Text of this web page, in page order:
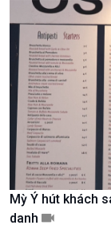
Giới thiệu
Mỳ Ý hút khách
danh